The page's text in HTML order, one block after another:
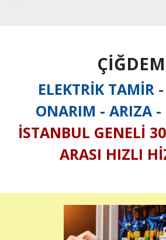
ÇİĞDEM
ELEKTRİK TAMİR
ONARIM - ARIZA -
İSTANBUL GENELİ
ARASI HIZLI